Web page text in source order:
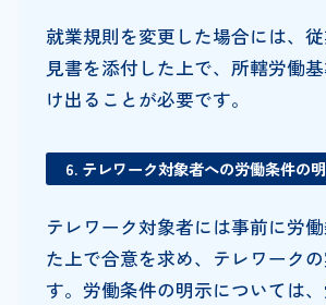
就業規則を変更した場合には、
見書を添付した上で、所轄労働
け出ることが必要です。
6. テレワーク対象者への労働条件の
テレワーク対象者には事前に労
た上で合意を求め、テレワーク
す。労働条件の明示については